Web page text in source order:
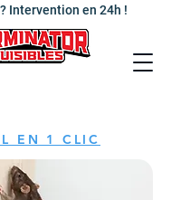
Intervention en 24h !
EN 1 CLIC